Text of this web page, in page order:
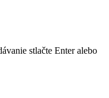
stlačte Enter alebo